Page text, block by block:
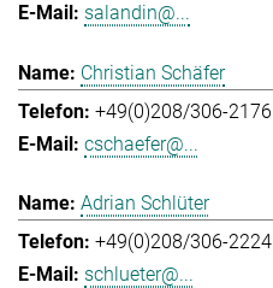
salandin@...
Christian Schäfer
+49(0)208/306-2176
cschaefer@...
Adrian Schlüter
+49(0)208/306-2224
schlueter@...